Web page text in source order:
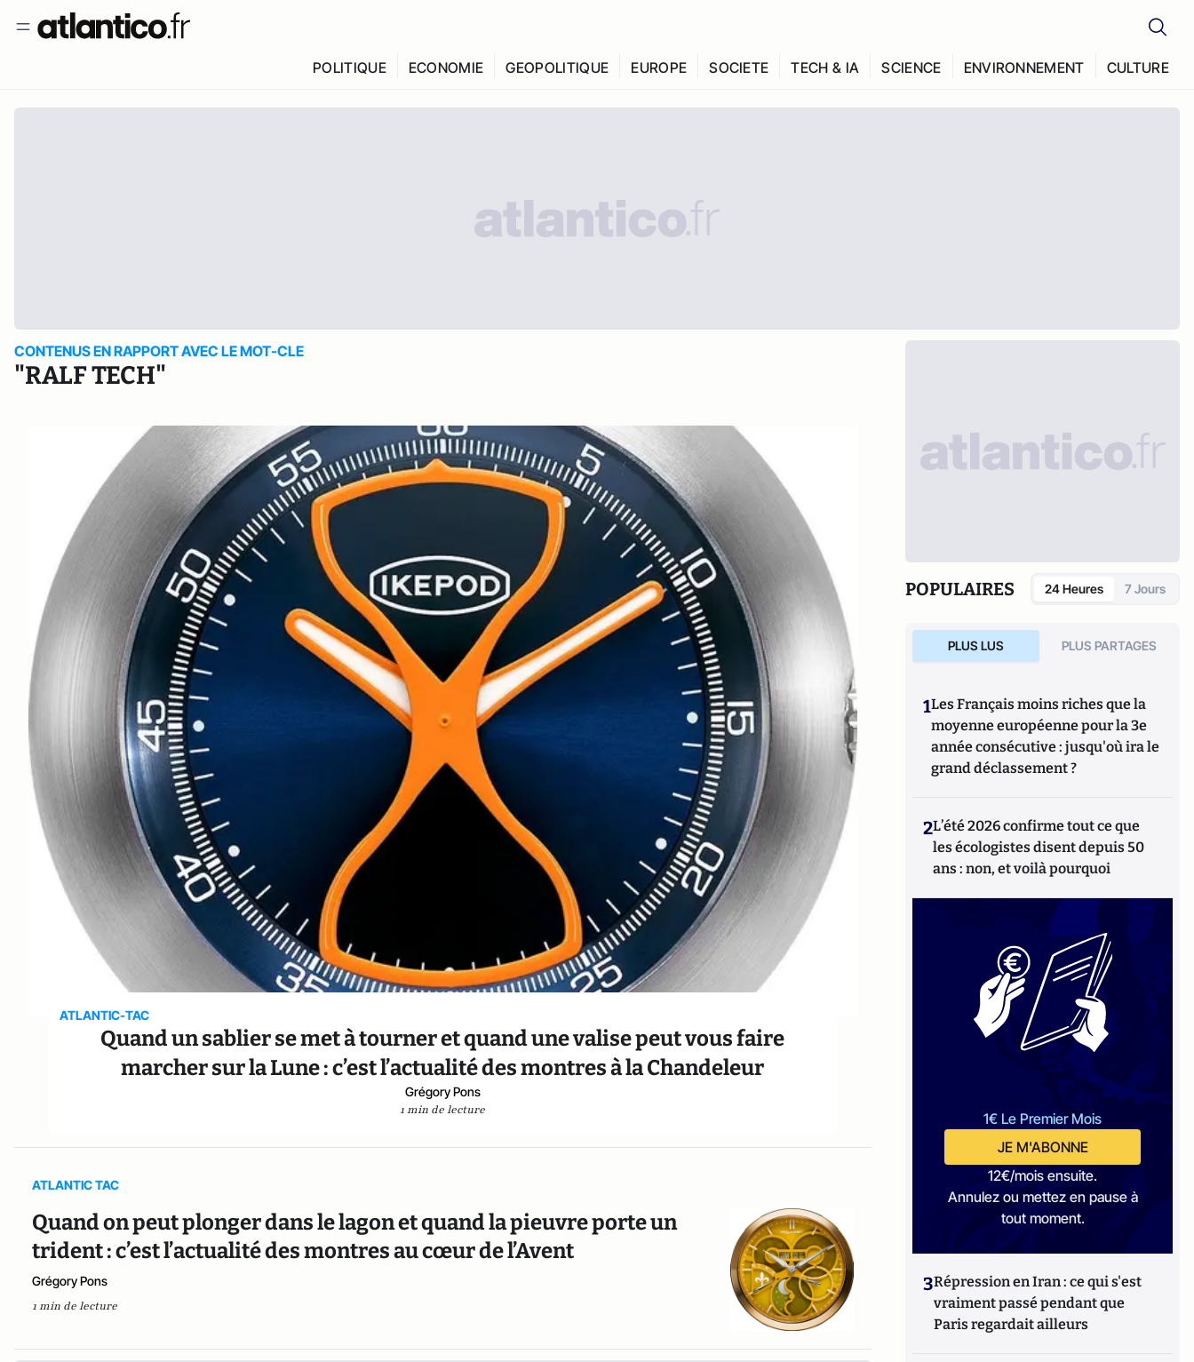
POLITIQUE ECONOMIE GEOPOLITIQUE EUROPE SOCIETE TECH & IA SCIENCE ENVIRONNEMENT CULTURE
CONTENUS EN RAPPORT AVEC LE MOT-CLE
"RALF TECH"
ATLANTIC-TAC
Quand un sablier se met à tourner et quand une valise peut vous faire
marcher sur la Lune : c’est l’actualité des montres à la Chandeleur
Grégory Pons
1 min de lecture
ATLANTIC TAC
Quand on peut plonger dans le lagon et quand la pieuvre porte un
trident : c’est l’actualité des montres au cœur de l’Avent
Grégory Pons
1 min de lecture
POPULAIRES 24 Heures 7 Jours
PLUS LUS PLUS PARTAGES
1Les Français moins riches que la
moyenne européenne pour la 3e
année consécutive : jusqu'où ira le
grand déclassement ?
2L’été 2026 confirme tout ce que
les écologistes disent depuis 50
ans : non, et voilà pourquoi
1€ Le Premier Mois
JE M'ABONNE
12€/mois ensuite.
Annulez ou mettez en pause à
tout moment.
3Répression en Iran : ce qui s'est
vraiment passé pendant que
Paris regardait ailleurs